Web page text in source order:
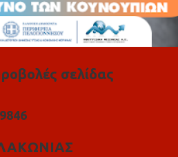
σελίδας
9846